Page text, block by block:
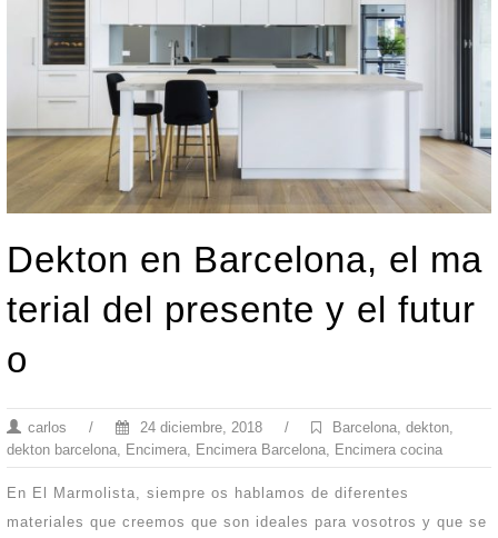
Dekton en Barcelona, el ma
terial del presente y el futur
o
carlos / 24 diciembre, 2018 / Barcelona dekton
dekton barcelona
Encimera Encimera Barcelona Encimera cocina
En El Marmolista, siempre os hablamos de diferentes
materiales que creemos que son ideales para vosotros y que se